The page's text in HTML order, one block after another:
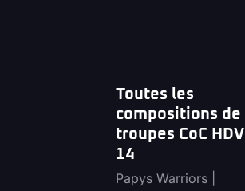
Toutes les
compositions de
troupes CoC HDV
14
Papys Warriors